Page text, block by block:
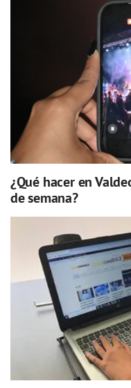
¿Qué hacer en
de semana?